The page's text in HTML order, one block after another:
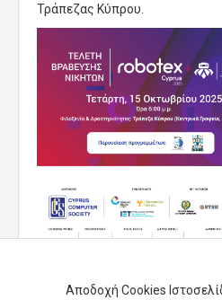
Αποδοχή Cookies
Τράπεζας Κύπρου.